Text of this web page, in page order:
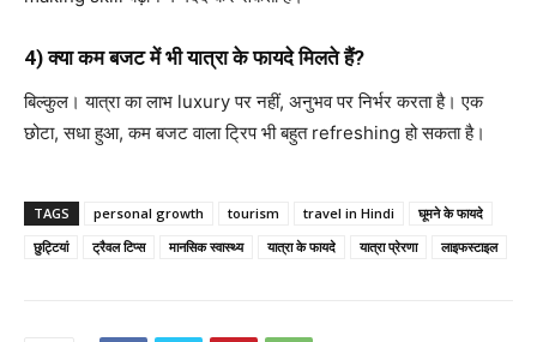
4) क्या कम बजट में भी यात्रा के फायदे मिलते हैं?
बिल्कुल। यात्रा का लाभ luxury पर नहीं, अनुभव पर निर्भर करता है। एक
छोटा, सधा हुआ, कम बजट वाला ट्रिप भी बहुत refreshing हो सकता है।
TAGS personal growth tourism travel in Hindi
घूमने के फायदे
छुट्टियां
ट्रैवल टिप्स मानसिक स्वास्थ्य यात्रा के फायदे यात्रा प्रेरणा लाइफस्टाइल